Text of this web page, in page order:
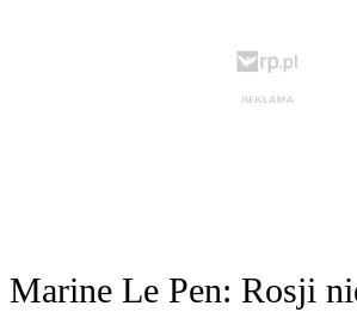
Marine Le Pen: Rosji